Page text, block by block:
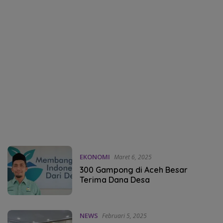
EKONOMI Maret 6, 2025
300 Gampong di Aceh Besar
Terima Dana Desa
NEWS Februari 5, 2025